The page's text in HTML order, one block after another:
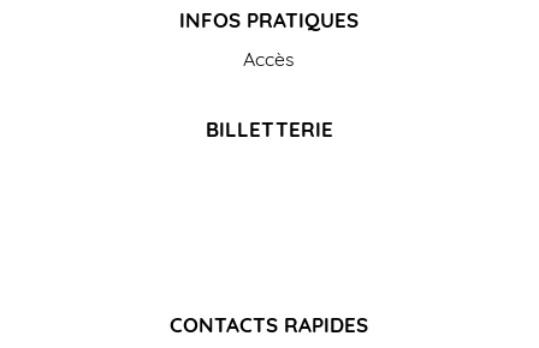
INFOS PRATIQUES
Accès
BILLETTERIE
CONTACTS RAPIDES